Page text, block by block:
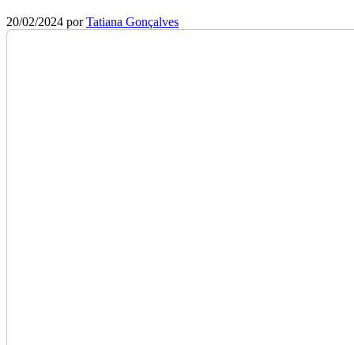
20/02/2024 porTatiana Gonçalves